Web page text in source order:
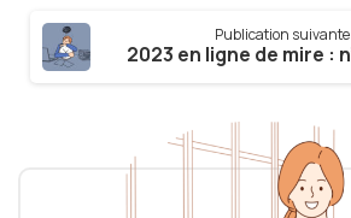
Publication suivante